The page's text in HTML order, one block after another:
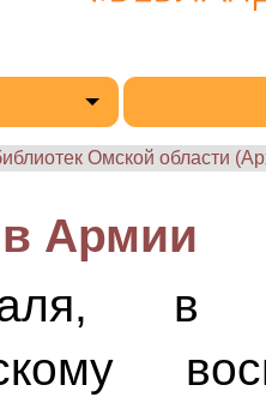
Омской области
Армии
в